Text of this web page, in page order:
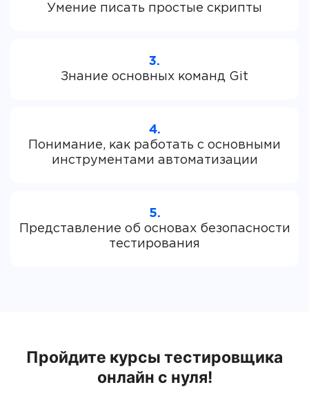
3.
4.
Понимание, как работать с основными
5.
Представление об основах безопасности
Пройдите курсы тестировщика
онлайн с нуля!